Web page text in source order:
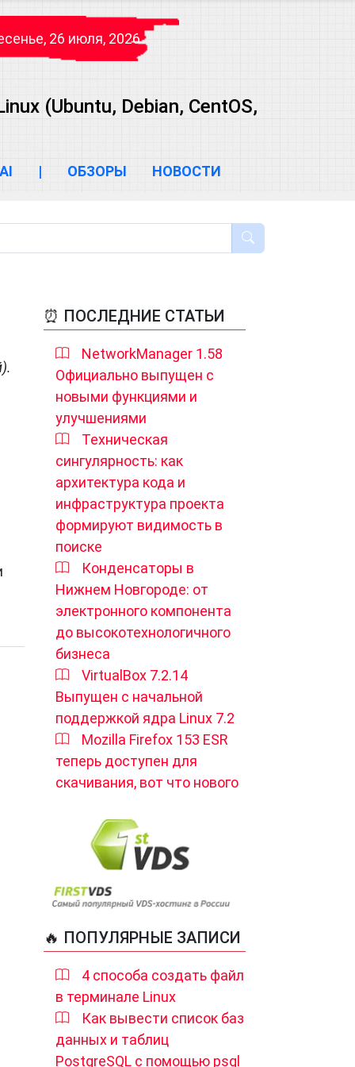
26 июля, 2026
(Ubuntu, Debian, CentOS,
AI | ОБЗОРЫ НОВОСТИ
⏰ ПОСЛЕДНИЕ СТАТЬИ
NetworkManager 1.58
Официально выпущен с
новыми функциями и
улучшениями
Техническая
сингулярность: как
архитектура кода и
инфраструктура проекта
формируют видимость в
поиске
Конденсаторы в
Нижнем Новгороде: от
электронного компонента
до высокотехнологичного
бизнеса
VirtualBox 7.2.14
Выпущен с начальной
поддержкой ядра Linux 7.2
Mozilla Firefox 153 ESR
теперь доступен для
скачивания, вот что нового
🔥 ПОПУЛЯРНЫЕ ЗАПИСИ
4 способа создать файл
в терминале Linux
Как вывести список баз
данных и таблиц
PostgreSQL с помощью psql